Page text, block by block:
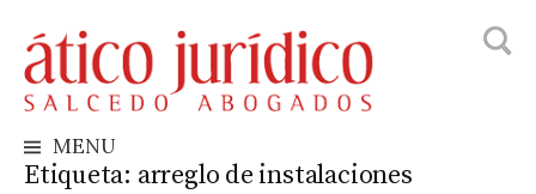
to
content
MENU
Etiqueta: arreglo de instalaciones